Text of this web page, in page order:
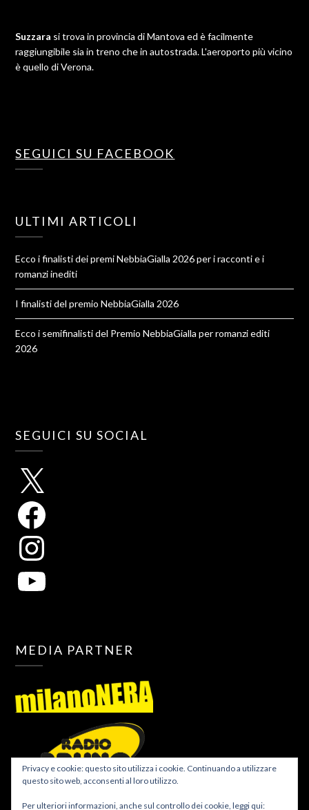
Suzzara si trova in provincia di Mantova ed è facilmente
raggiungibile sia in treno che in autostrada. L'aeroporto più vicino
è quello di Verona.
SEGUICI SU FACEBOOK
ULTIMI ARTICOLI
Ecco i finalisti dei premi NebbiaGialla 2026 per i racconti e i
romanzi inediti
I finalisti del premio NebbiaGialla 2026
Ecco i semifinalisti del Premio NebbiaGialla per romanzi editi
2026
SEGUICI SU SOCIAL
MEDIA PARTNER
Privacy e cookie: questo sito utilizza i cookie. Continuando a utilizzare
questo sito web, acconsenti al loro utilizzo.
Per ulteriori informazioni, anche sul controllo dei cookie, leggi qui: